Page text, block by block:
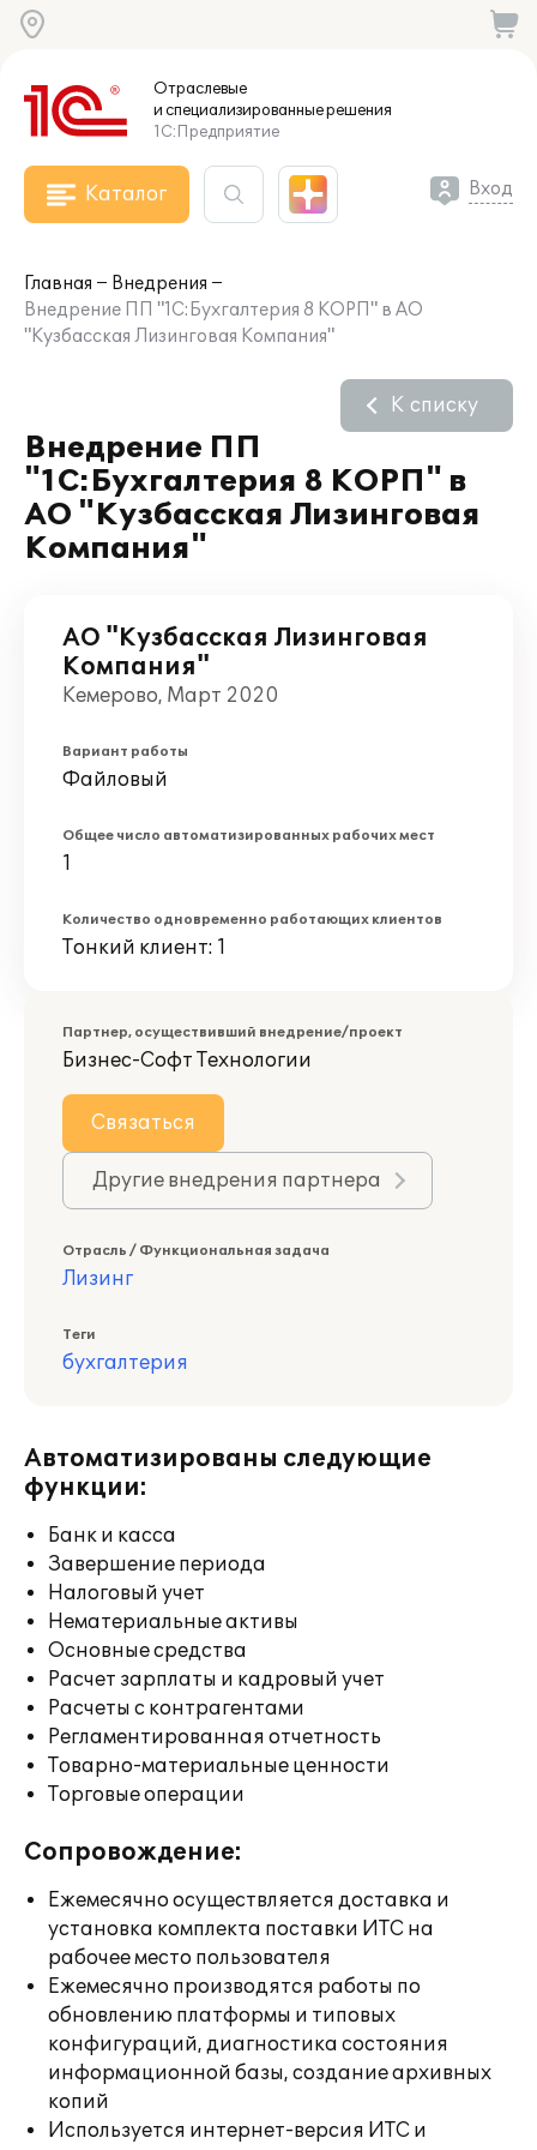
Отраслевые
и специализированныерешения
1С:Предприятие
Каталог Вход
Главная
Внедрения
Внедрение ПП "1С:Бухгалтерия 8 КОРП" в АО
"Кузбасская Лизинговая Компания"
Внедрение ПП
"1С:Бухгалтерия 8 КОРП" в
АО "Кузбасская Лизинговая
Компания"
К списку
АО "Кузбасская Лизинговая
Компания"
Кемерово, Март 2020
Вариант работы
Файловый
Общее число автоматизированных рабочих мест
1
Количество одновременно работающих клиентов
Тонкий клиент: 1
Партнер, осуществивший внедрение/проект
Бизнес-Софт Технологии
Связаться
Другие внедрения партнера
Отрасль / Функциональная задача
Лизинг
Теги
бухгалтерия
Автоматизированы следующие
функции:
Банк и касса
Завершение периода
Налоговый учет
Нематериальные активы
Основные средства
Расчет зарплаты и кадровый учет
Расчеты с контрагентами
Регламентированная отчетность
Товарно-материальные ценности
Торговые операции
Сопровождение:
Ежемесячно осуществляется доставка и
установка комплекта поставки ИТС на
рабочее место пользователя
Ежемесячно производятся работы по
обновлению платформы и типовых
конфигураций, диагностика состояния
информационной базы, создание архивных
копий
Используется интернет-версия ИТС и